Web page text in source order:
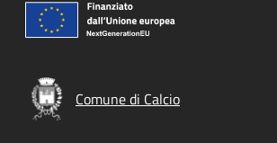
Comune di Calcio